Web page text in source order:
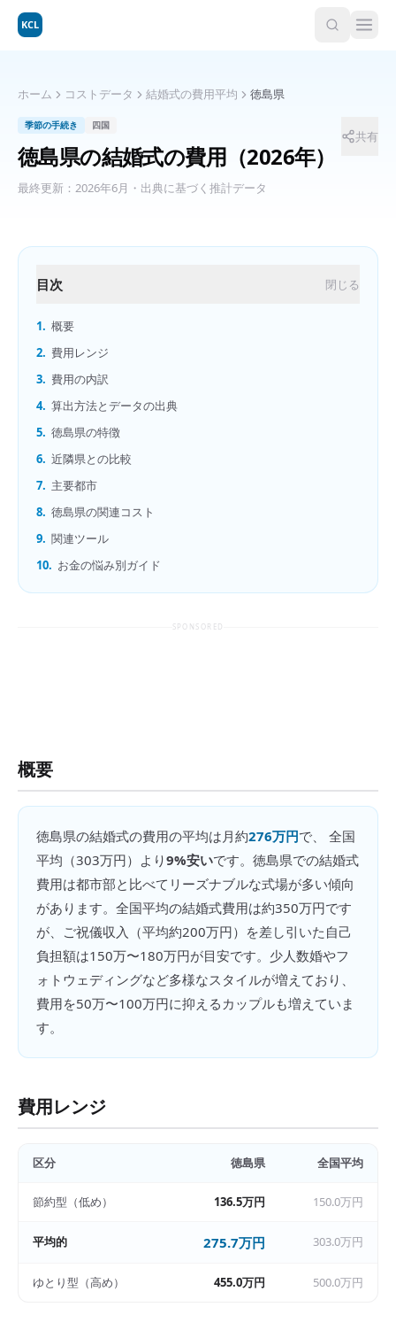
KCL
ホーム コストデータ 結婚式の費用平均 徳島県
季節の手続き 四国
徳島県の結婚式の費用 （2026年）
最終更新： 2026年6月 ・出典に基づく推計データ
共有
目次 閉じる
1. 概要
2. 費用レンジ
3. 費用の内訳
4. 算出方法とデータの出典
5. 徳島県の特徴
6. 近隣県との比較
7. 主要都市
8. 徳島県の関連コスト
9. 関連ツール
10. お金の悩み別ガイド
SPONSORED
概要
徳島県の結婚式の費用の平均は月約276万円で、 全国
平均（303万円）より9%安いです。 徳島県での結婚式
費用は都市部と比べてリーズナブルな式場が多い傾向
があります。全国平均の結婚式費用は約350万円です
が、ご祝儀収入（平均約200万円）を差し引いた自己
負担額は150万〜180万円が目安です。少人数婚やフ
ォトウェディングなど多様なスタイルが増えており、
費用を50万〜100万円に抑えるカップルも増えていま
す。
費用レンジ
区分 徳島県 全国平均
節約型（低め） 136.5万円 150.0万円
平均的 275.7万円 303.0万円
ゆとり型（高め） 455.0万円 500.0万円